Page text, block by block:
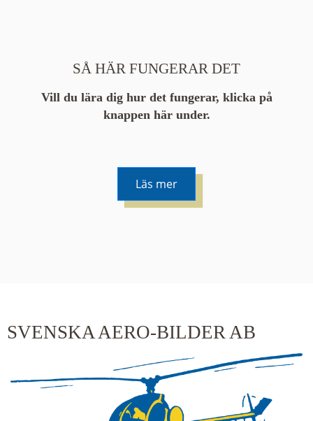
SÅ HÄR FUNGERAR DET
Vill du lära dig hur det fungerar, klicka på
knappen här under.
Läs mer
SVENSKA AERO-BILDER AB